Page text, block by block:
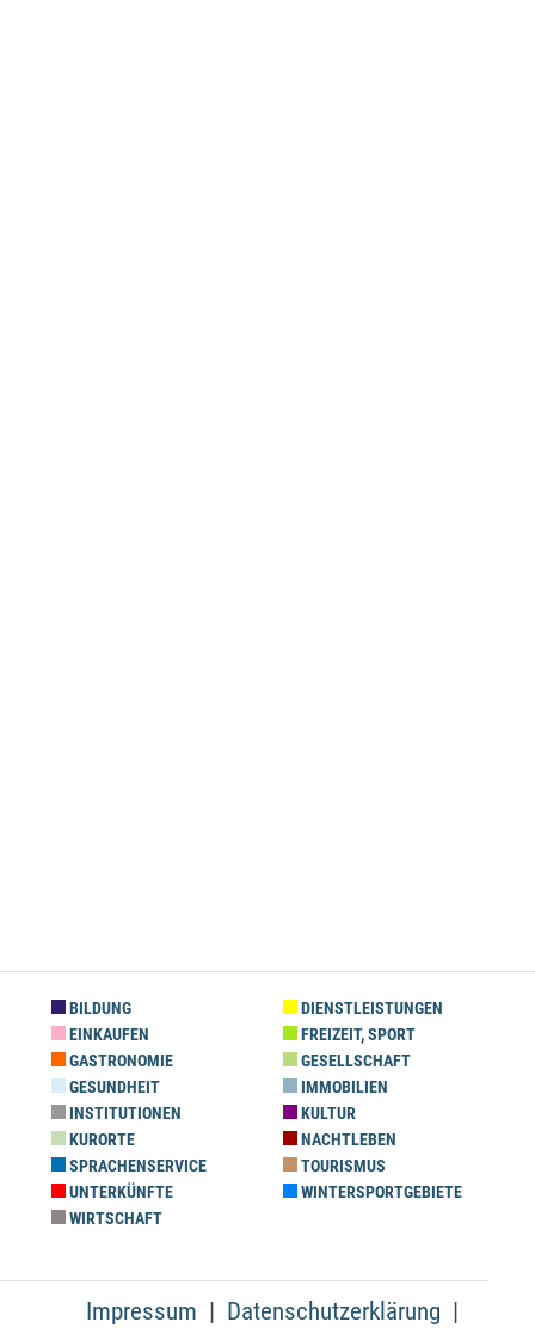
BILDUNG
DIENSTLEISTUNGEN
EINKAUFEN
FREIZEIT, SPORT
GASTRONOMIE
GESELLSCHAFT
GESUNDHEIT
IMMOBILIEN
INSTITUTIONEN
KULTUR
KURORTE
NACHTLEBEN
SPRACHENSERVICE
TOURISMUS
UNTERKÜNFTE
WINTERSPORTGEBIETE
WIRTSCHAFT
Impressum Datenschutzerklärung